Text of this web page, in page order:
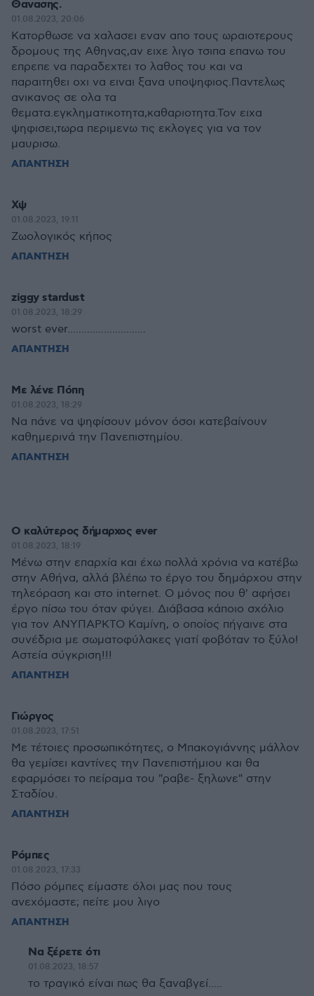
Θανασης.
01.08.2023, 20:06
Κατορθωσε να χαλασει εναν απο τους ωραιοτερους
δρομους της Αθηνας,αν ειχε λιγο τσιπα επανω του
επρεπε να παραδεχτει το λαθος του και να
παραιτηθει οχι να ειναι ξανα υποψηφιος.Παντελως
ανικανος σε ολα τα
θεματα.εγκληματικοτητα,καθαριοτητα.Τον ειχα
ψηφισει,τωρα περιμενω τις εκλογες για να τον
μαυρισω.
ΑΠΑΝΤΗΣΗ
Χψ
01.08.2023, 19:11
Ζωολογικός κήπος
ΑΠΑΝΤΗΣΗ
ziggy stardust
01.08.2023, 18:29
worst ever............................
ΑΠΑΝΤΗΣΗ
Με λένε Πόπη
01.08.2023, 18:29
Να πάνε να ψηφίσουν μόνον όσοι κατεβαίνουν
καθημερινά την Πανεπιστημίου.
ΑΠΑΝΤΗΣΗ
Ο καλύτερος δήμαρχος ever
01.08.2023, 18:19
Μένω στην επαρχία και έχω πολλά χρόνια να κατέβω
στην Αθήνα, αλλά βλέπω το έργο του δημάρχου στην
τηλεόραση και στο internet. Ο μόνος που θ' αφήσει
έργο πίσω του όταν φύγει. Διάβασα κάποιο σχόλιο
για τον ΑΝΥΠΑΡΚΤΟ Καμίνη, ο οποίος πήγαινε στα
συνέδρια με σωματοφύλακες γιατί φοβόταν το ξύλο!
Αστεία σύγκριση!!!
ΑΠΑΝΤΗΣΗ
Γιώργος
01.08.2023, 17:51
Με τέτοιες προσωπικότητες, ο Μπακογιάννης μάλλον
θα γεμίσει καντίνες την Πανεπιστήμιου και θα
εφαρμόσει το πείραμα του "ραβε- ξηλωνε" στην
Σταδίου.
ΑΠΑΝΤΗΣΗ
Ρόμπες
01.08.2023, 17:33
Πόσο ρόμπες είμαστε όλοι μας που τους
ανεχόμαστε; πείτε μου λιγο
ΑΠΑΝΤΗΣΗ
Να ξέρετε ότι
01.08.2023, 18:57
το τραγικό είναι πως θα ξαναβγεί.....